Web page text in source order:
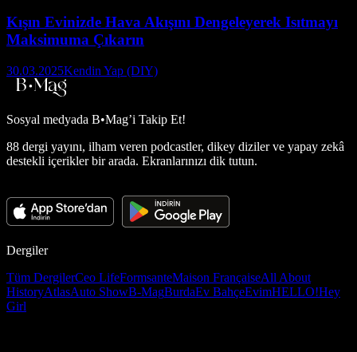
Kışın Evinizde Hava Akışını Dengeleyerek Isıtmayı
Maksimuma Çıkarın
30.03.2025Kendin Yap (DIY)
Sosyal medyada B•Mag’i Takip Et!
88 dergi yayını, ilham veren podcastler, dikey diziler ve yapay zekâ
destekli içerikler bir arada. Ekranlarınızı dik tutun.
Dergiler
Tüm DergilerCeo LifeFormsanteMaison FrançaiseAll About
HistoryAtlasAuto ShowB-MagBurdaEv BahçeEvimHELLO!Hey
Girl